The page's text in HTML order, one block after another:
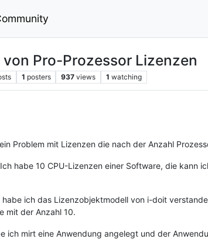
Pro-Prozessor Lizenzen
1 posters 937 views 1 watching
Problem mit Lizenzen die nach der Anzahl
habe 10 CPU-Lizenzen einer Software, die kann
habe ich das Lizenzobjektmodell von i-doit
mit der Anzahl 10.
ich mirt eine Anwendung angelegt und der